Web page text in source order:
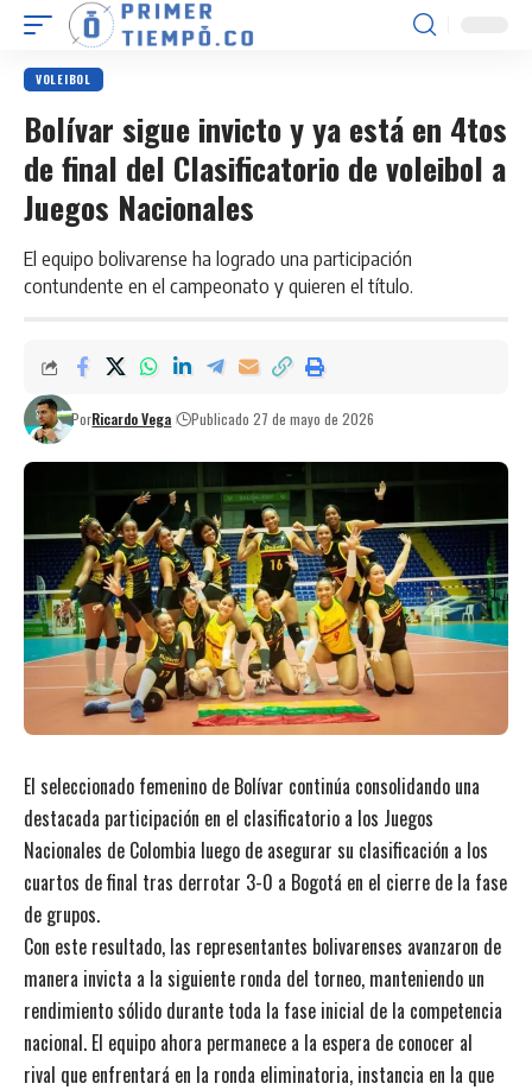
VOLEIBOL
Bolívar sigue invicto y ya está en 4tos
de final del Clasificatorio de voleibol a
Juegos Nacionales
El equipo bolivarense ha logrado una participación
contundente en el campeonato y quieren el título.
PorRicardo Vega Publicado 27 de mayo de 2026
El seleccionado femenino de Bolívar continúa consolidando una
destacada participación en el clasificatorio a los Juegos
Nacionales de Colombia luego de asegurar su clasificación a los
cuartos de final tras derrotar 3-0 a Bogotá en el cierre de la fase
de grupos.
Con este resultado, las representantes bolivarenses avanzaron de
manera invicta a la siguiente ronda del torneo, manteniendo un
rendimiento sólido durante toda la fase inicial de la competencia
nacional. El equipo ahora permanece a la espera de conocer al
rival que enfrentará en la ronda eliminatoria, instancia en la que